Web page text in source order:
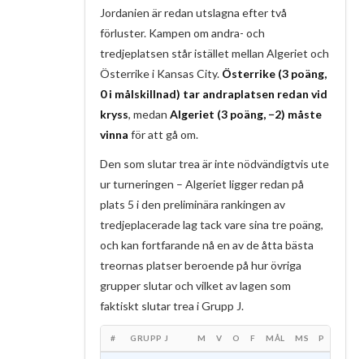
Jordanien är redan utslagna efter två
förluster. Kampen om andra- och
tredjeplatsen står istället mellan Algeriet och
Österrike i Kansas City. Österrike (3 poäng,
0 i målskillnad) tar andraplatsen redan vid
kryss, medan Algeriet (3 poäng, −2) måste
vinna för att gå om.
Den som slutar trea är inte nödvändigtvis ute
ur turneringen – Algeriet ligger redan på
plats 5 i den preliminära rankingen av
tredjeplacerade lag tack vare sina tre poäng,
och kan fortfarande nå en av de åtta bästa
treornas platser beroende på hur övriga
grupper slutar och vilket av lagen som
faktiskt slutar trea i Grupp J.
# GRUPP J M V O F MÅL MS P